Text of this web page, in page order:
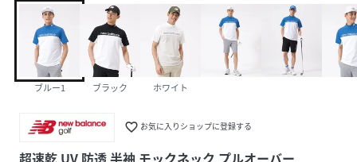
ブルー1 ブラック ホワイト
favorite_border お気に入りショップに登録する
超速乾 UV 防透 半袖 モックネック プルオーバー